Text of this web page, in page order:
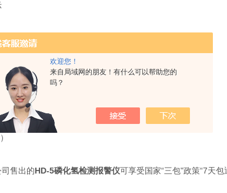
欢迎您！
来自局域网的朋友！有什么可以帮助您的
吗？
、电池电压、TWA、S
售出的HD-5磷化氢检测报警仪可享受国家“三包"政策“7天